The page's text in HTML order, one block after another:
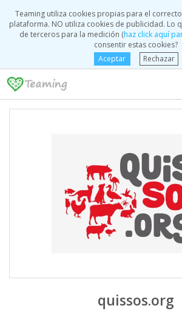
Teaming utiliza cookies propias para el
plataforma. NO utiliza cookies de publicidad. Lo
de terceros para la medición (haz click aquí
consentir estas cookies?
Aceptar
Rechazar
quissos.org